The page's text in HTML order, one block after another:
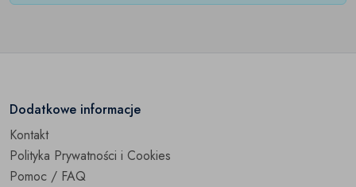
Zabytki techniki
Pozostałe
Dodatkowe informacje
Kontakt
Polityka Prywatności i Cookies
Pomoc / FAQ